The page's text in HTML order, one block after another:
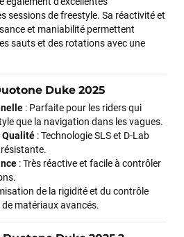
sessions de freestyle. Sa réactivité et
et maniabilité permettent
sauts et des rotations avec une
Duke 2025
: Parfaite pour les riders qui
que la navigation dans les vagues.
Qualité : Technologie SLS et D-Lab
: Très réactive et facile à contrôler
de la rigidité et du contrôle
matériaux avancés.
leur site internet. À peine la
des équipements, me conseiller
m’a même offert du matériel en
au top : la commande est partie
tout le matériel dans un colis
tester ça sur l’eau ! Je
magasin pour son
réactivité.